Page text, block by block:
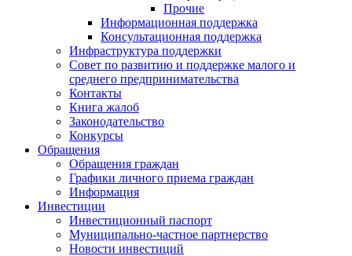
Прочие
Информационная поддержка
Консультационная поддержка
Инфраструктура поддержки
Совет по развитию и поддержке малого и
среднего предпринимательства
Контакты
Книга жалоб
Законодательство
Конкурсы
Обращения
Обращения граждан
Графики личного приема граждан
Информация
Инвестиции
Инвестиционный паспорт
Муниципально-частное партнерство
Новости инвестиций